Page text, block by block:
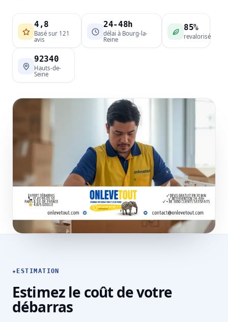
4,8
Basé sur 121
avis
24-48h
délai à Bourg-la-
Reine
85%
revalorisé
92340
Hauts-de-
Seine
★ ESTIMATION
Estimez le coût de votre
débarras